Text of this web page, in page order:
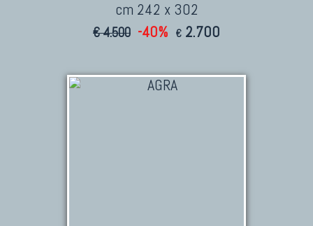
cm 242 x 302
€ 4.500 -40% € 2.700